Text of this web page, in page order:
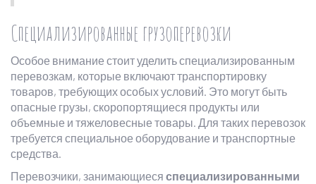
Специализированные грузоперевозки
Особое внимание стоит уделить специализированным
перевозкам, которые включают транспортировку
товаров, требующих особых условий. Это могут быть
опасные грузы, скоропортящиеся продукты или
объемные и тяжеловесные товары. Для таких перевозок
требуется специальное оборудование и транспортные
средства.
Перевозчики, занимающиеся специализированными